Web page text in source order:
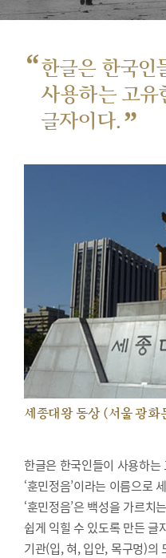
“한글은 한국인
사용하는 고유
글자이다. ”
세종대왕 동상 (서울 광화
한글은 한국인들이 사용하
‘훈민정음’이라는 이름으로
‘훈민정음’은 백성을 가르치
쉽게 익힐 수 있도록 만든 글
기관(입, 혀, 입안, 목구멍)의